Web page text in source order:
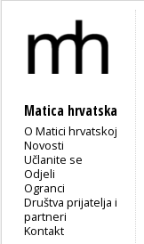
Matica hrvatska
O Matici hrvatskoj
Novosti
Učlanite se
Odjeli
Ogranci
Društva prijatelja i
partneri
Kontakt